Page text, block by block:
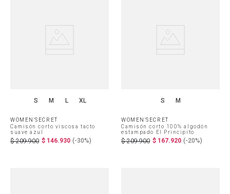
S M L XL
WOMEN'SECRET
Camisón corto viscosa tacto
suave azul
$ 209.900 $ 146.930 (-30%)
S M
WOMEN'SECRET
Camisón corto 100% algodón
estampado El Principito
$ 209.900 $ 167.920 (-20%)